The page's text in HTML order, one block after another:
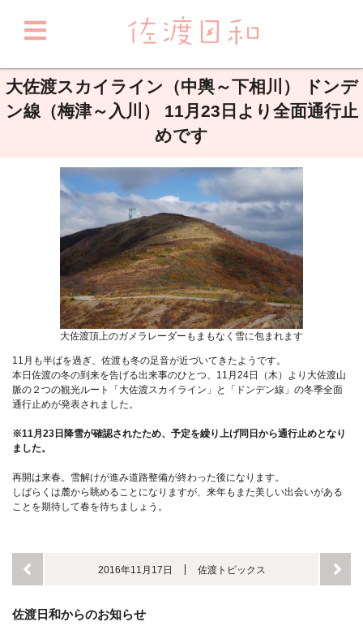
大佐渡スカイライン（中輿～下相川） ドンデ
ン線（梅津～入川） 11月23日より全面通行止
めです
大佐渡頂上のガメラレーダーもまもなく雪に包まれます
11月も半ばを過ぎ、佐渡も冬の足音が近づいてきたようです。
本日佐渡の冬の到来を告げる出来事のひとつ、11月24日（木）より大佐渡山
脈の２つの観光ルート「大佐渡スカイライン」と「ドンデン線」の冬季全面
通行止めが発表されました。
※11月23日降雪が確認されたため、予定を繰り上げ同日から通行止めとなり
ました。
再開は来春。雪解けが進み道路整備が終わった後になります。
しばらくは麓から眺めることになりますが、来年もまた美しい出会いがある
ことを期待して春を待ちましょう。
2016年11月17日 佐渡トピックス
佐渡日和からのお知らせ